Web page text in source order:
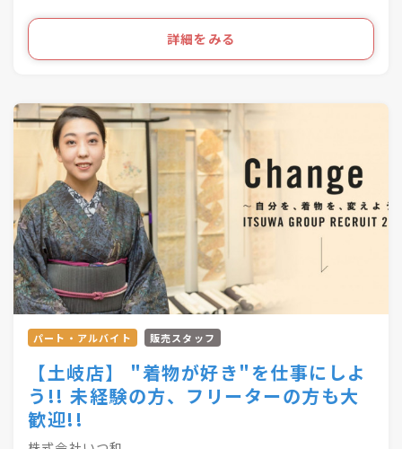
「成人式サロンKiRARA（振袖専門）」 4店舗
「きものの相談窓口MATSUYA」1店舗
●・○・●・○・●・○・●・〇
ライフスタイルの多様化を実現するのが私たちの
詳細をみる
パート・アルバイト 販売スタッフ
【土岐店】 "着物が好き"を仕事にしよ
う!! 未経験の方、フリーターの方も大
歓迎!!